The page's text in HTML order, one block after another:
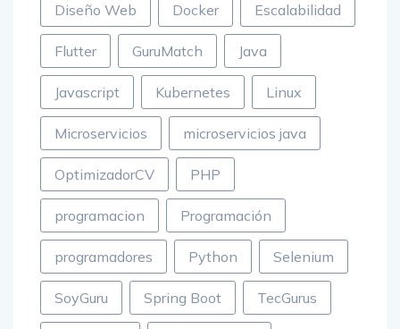
Diseño Web Docker Escalabilidad
Flutter GuruMatch Java
Javascript Kubernetes Linux
Microservicios microservicios java
OptimizadorCV PHP
programacion Programación
programadores Python Selenium
SoyGuru Spring Boot TecGurus